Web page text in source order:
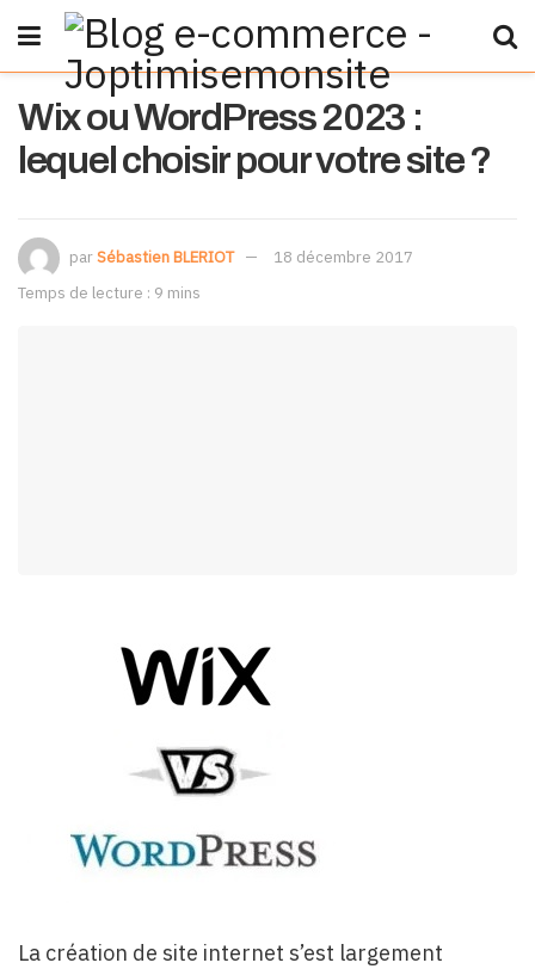
Wix ou WordPress 2023 :
lequel choisir pour votre site ?
parSébastien BLERIOT
18 décembre 2017
Temps de lecture : 9 mins
La création de site internet s’est largement